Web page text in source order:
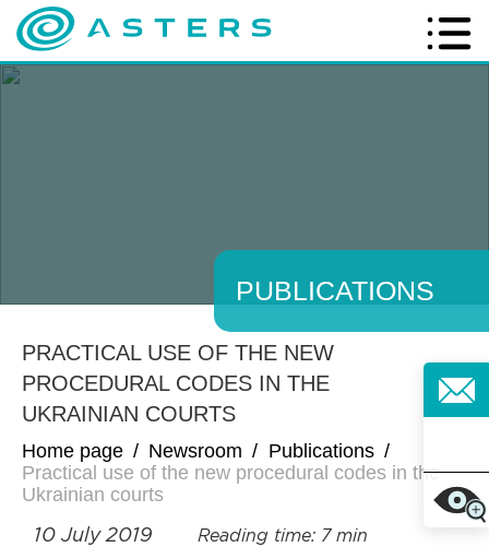
PUBLICATIONS
PRACTICAL USE OF THE NEW
PROCEDURAL CODES IN THE
UKRAINIAN COURTS
Home page / Newsroom / Publications /
Practical use of the new procedural codes in the
Ukrainian courts
10 July 2019 Reading time: 7 min